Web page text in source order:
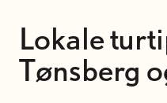
Lokale
Tønsberg